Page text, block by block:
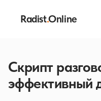
Radist.Online
Скрипт
эффективный